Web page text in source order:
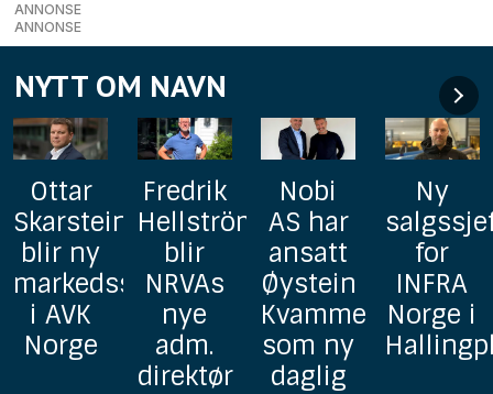
ANNONSE
ANNONSE
NYTT OM NAVN
Fredrik
Hellström
blir
NRVAs
nye
adm.
Nobi
AS har
ansatt
Øystein
Kvamme
som ny
daglig
Ny
salgssjef
for
INFRA
Norge i
Hallingplast
AxFlow
styrker
pumpe-
og